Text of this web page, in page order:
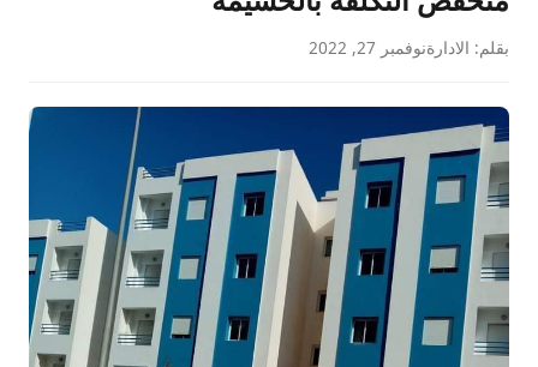
بقلم: الادارةنوفمبر 27, 2022